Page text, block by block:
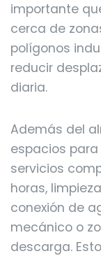
importante
cerca de
polígonos
reducir
diaria.
Además del
espacios
servicios
horas,
conexión de
mecánico o
descarga.